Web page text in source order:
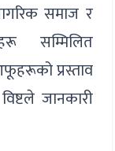
समाज र
सम्मिलित
प्रस्ताव
जानकारी